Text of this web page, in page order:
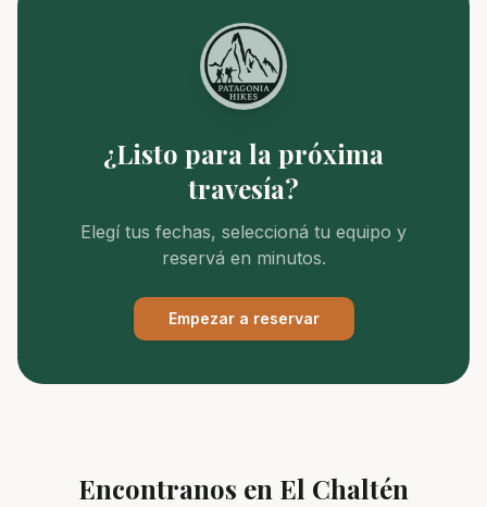
¿Listo para la próxima
travesía?
Elegí tus fechas, seleccioná tu equipo y
reservá en minutos.
Empezar a reservar
Encontranos en El Chaltén